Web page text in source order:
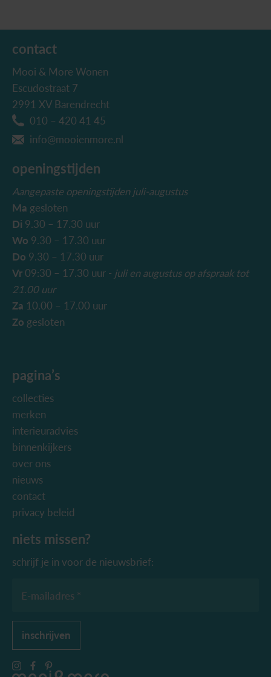
contact
Mooi & More Wonen
Escudostraat 7
2991 XV Barendrecht
010 – 420 41 45
info@mooienmore.nl
openingstijden
Aangepaste openingstijden juli-augustus
Ma gesloten
Di 9.30 – 17.30 uur
Wo 9.30 – 17.30 uur
Do 9.30 – 17.30 uur
Vr 09:30 – 17.30 uur - juli en augustus op afspraak tot
21.00 uur
Za 10.00 – 17.00 uur
Zo gesloten
pagina’s
collecties
merken
interieuradvies
binnenkijkers
over ons
nieuws
contact
privacy beleid
niets missen?
schrijf je in voor de nieuwsbrief:
E-mailadres *
inschrijven